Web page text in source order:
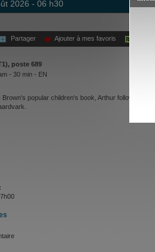
2026 - 06 h30
Partager Ajouter à mes favoris
poste 689
- 30 min - EN
Brown's popular children's book, Arthur follows the